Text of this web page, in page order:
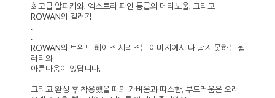
최고급 알파카와, 엑스트라 파인 등급의 메리노울, 그리고
ROWAN의 컬러감
.
.
ROWAN의 트위드 헤이즈 시리즈는 이미지에서 다 담지 못하는 퀄
러티와
아름다움이 있답니다.
그리고 완성 후 착용했을 때의 가벼움과 따스함, 부드러움은 오래